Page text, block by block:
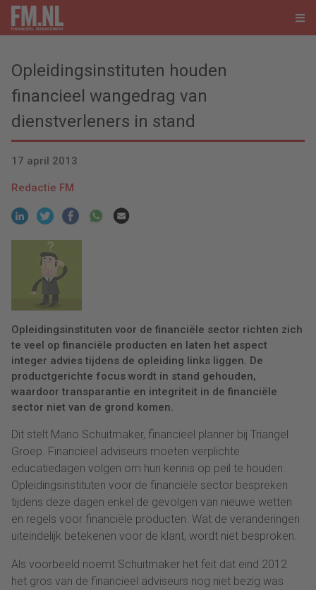
Opleidingsinstituten houden
financieel wangedrag van
dienstverleners in stand
17 april 2013
Redactie FM
Opleidingsinstituten voor de financiële sector richten zich
te veel op financiële producten en laten het aspect
integer advies tijdens de opleiding links liggen. De
productgerichte focus wordt in stand gehouden,
waardoor transparantie en integriteit in de financiële
sector niet van de grond komen.
Dit stelt Mano Schuitmaker, financieel planner bij Triangel
Groep. Financieel adviseurs moeten verplichte
educatiedagen volgen om hun kennis op peil te houden.
Opleidingsinstituten voor de financiële sector bespreken
tijdens deze dagen enkel de gevolgen van nieuwe wetten
en regels voor financiële producten. Wat de veranderingen
uiteindelijk betekenen voor de klant, wordt niet besproken.
Als voorbeeld noemt Schuitmaker het feit dat eind 2012
het gros van de financieel adviseurs nog niet bezig was